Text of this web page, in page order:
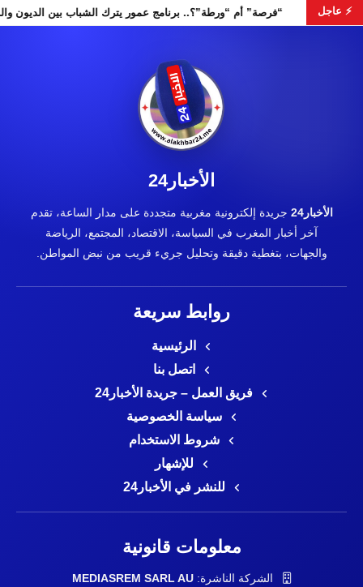
⚡ عاجل “فرصة” أم “ورطة”؟.. برنامج عمور يترك
الأخبار24
الأخبار24
جريدة إلكترونية مغربية متجددة على مدار الساعة، تقدم
آخر أخبار المغرب في السياسة، الاقتصاد، المجتمع، الرياضة
والجهات، بتغطية دقيقة وتحليل جريء قريب من نبض المواطن.
روابط سريعة
الرئيسية
اتصل بنا
فريق العمل – جريدة الأخبار24
سياسة الخصوصية
شروط الاستخدام
للإشهار
للنشر في الأخبار24
معلومات قانونية
الشركة الناشرة:MEDIASREM SARL AU